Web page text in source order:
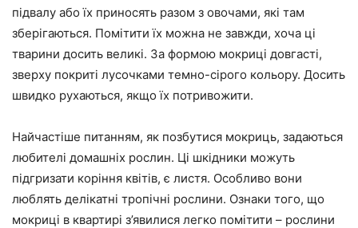
підвалу або їх приносять разом з овочами, які там
зберігаються. Помітити їх можна не завжди, хоча ці
тварини досить великі. За формою мокриці довгасті,
зверху покриті лусочками темно-сірого кольору. Досить
швидко рухаються, якщо їх потривожити.
Найчастіше питанням, як позбутися мокриць, задаються
любителі домашніх рослин. Ці шкідники можуть
підгризати коріння квітів, є листя. Особливо вони
люблять делікатні тропічні рослини. Ознаки того, що
мокриці в квартирі з’явилися легко помітити – рослини